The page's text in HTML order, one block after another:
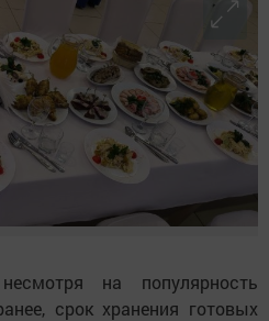
на популярность
срок хранения готовых